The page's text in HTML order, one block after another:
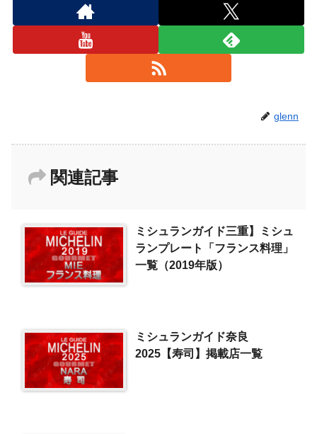
glenn
関連記事
ミシュランガイド三重】ミシュ
ランプレート「フランス料理」
一覧（2019年版）
ミシュランガイド奈良
2025【寿司】掲載店一覧